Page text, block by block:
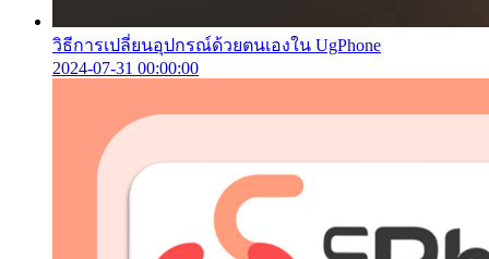
วิธีการเปลี่ยนอุปกรณ์ด้วยตนเองใน UgPhone
2024-07-31 00:00:00